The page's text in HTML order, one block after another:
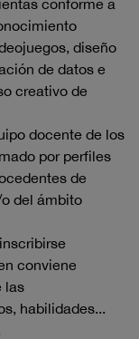
conforme a
diseño
de datos e
creativo de
docente de los
por perfiles
de
del ámbito
conviene
las
habilidades...